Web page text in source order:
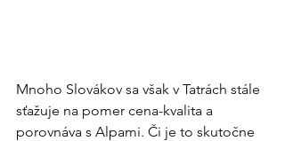
Mnoho Slovákov sa však v Tatrách stále
sťažuje na pomer cena-kvalita a
porovnáva s Alpami. Či je to skutočne